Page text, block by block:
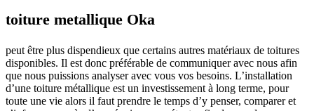
toiture metallique Oka
peut être plus dispendieux que certains autres matériaux de toitures
disponibles. Il est donc préférable de communiquer avec nous afin
que nous puissions analyser avec vous vos besoins. L’installation
d’une toiture métallique est un investissement à long terme, pour
toute une vie alors il faut prendre le temps d’y penser, comparer et